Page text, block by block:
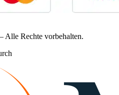
Alle Rechte vorbehalten.